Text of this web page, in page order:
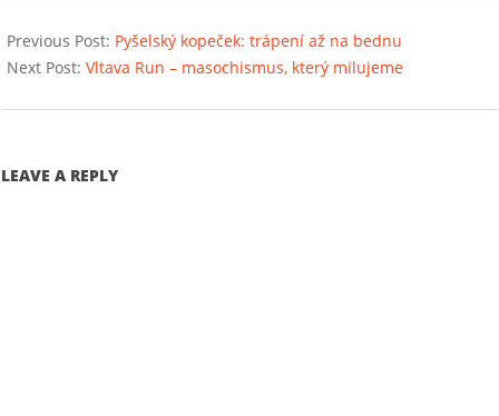
05-
06
Previous Post: Pyšelský kopeček: trápení až na bednu
Next Post: Vltava Run – masochismus, který milujeme
LEAVE A REPLY